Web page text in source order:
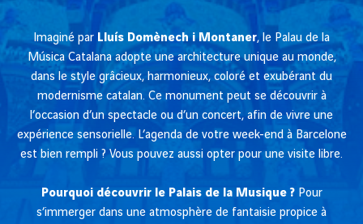
Imaginé par Lluís Domènech i Montaner, le Palau de la
Música Catalana adopte une architecture unique au monde,
dans le style grâcieux, harmonieux, coloré et exubérant du
modernisme catalan. Ce monument peut se découvrir à
l’occasion d’un spectacle ou d’un concert, afin de vivre une
expérience sensorielle. L’agenda de votre week-end à Barcelone
est bien rempli ? Vous pouvez aussi opter pour une visite libre.
Pourquoi découvrir le Palais de la Musique ?Pour
s’immerger dans une atmosphère de fantaisie propice à